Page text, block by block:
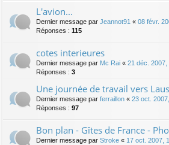
L'avion...
Dernier message par Jeannot91 « 08 févr.
Réponses : 115
cotes interieures
Dernier message par Mc Rai « 21 déc. 2007,
Réponses : 3
Une journée de travail vers
Dernier message par ferraillon « 23 oct.
Réponses : 97
Bon plan - Gîtes de France -
Dernier message par Stroke « 17 oct. 2007,